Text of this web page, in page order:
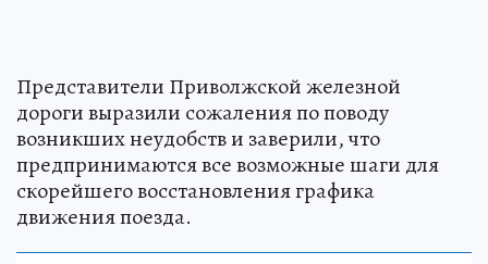
Представители Приволжской железной
дороги выразили сожаления по поводу
возникших неудобств и заверили, что
предпринимаются все возможные шаги для
скорейшего восстановления графика
движения поезда.